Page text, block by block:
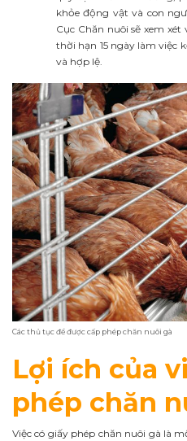
khỏe động vật và con
Cục Chăn nuôi sẽ xem
thời hạn 15 ngày làm việc
và hợp lệ.
Các thủ tục để được cấp phép chăn nuôi gà
Lợi ích của
phép chăn
Việc có giấy phép chăn nuôi gà là